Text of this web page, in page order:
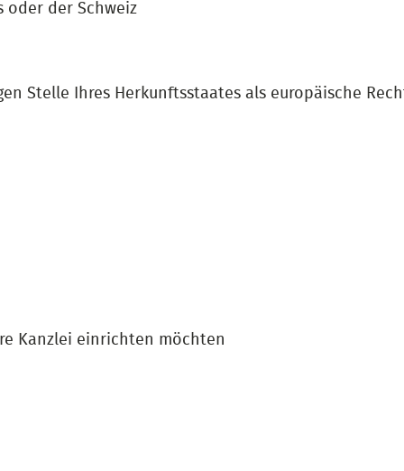
oder der Schweiz
Stelle Ihres Herkunftsstaates als europäische
Kanzlei einrichten möchten